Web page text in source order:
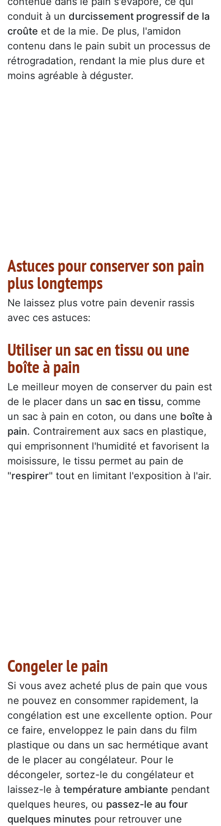
conduit à un durcissement progressif de la
croûte et de la mie. De plus, l'amidon
contenu dans le pain subit un processus de
rétrogradation, rendant la mie plus dure et
moins agréable à déguster.
Astuces pour conserver son pain
plus longtemps
Ne laissez plus votre pain devenir rassis
avec ces astuces:
Utiliser un sac en tissu ou une
boîte à pain
Le meilleur moyen de conserver du pain est
de le placer dans un sac en tissu, comme
un sac à pain en coton, ou dans une boîte à
pain. Contrairement aux sacs en plastique,
qui emprisonnent l'humidité et favorisent la
moisissure, le tissu permet au pain de
"respirer" tout en limitant l'exposition à l'air.
Congeler le pain
Si vous avez acheté plus de pain que vous
ne pouvez en consommer rapidement, la
congélation est une excellente option. Pour
ce faire, enveloppez le pain dans du film
plastique ou dans un sac hermétique avant
de le placer au congélateur. Pour le
décongeler, sortez-le du congélateur et
laissez-le à température ambiante pendant
quelques heures, ou passez-le au four
quelques minutes pour retrouver une